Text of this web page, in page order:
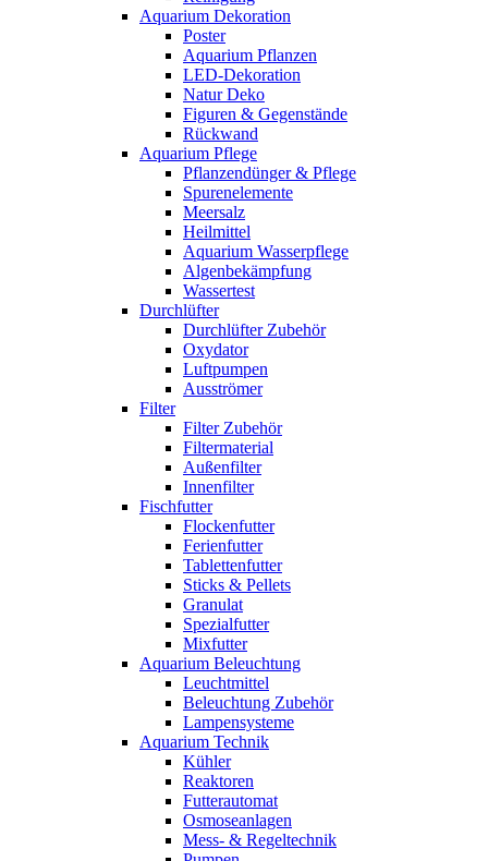
Aquarium Dekoration
Poster
Aquarium Pflanzen
LED-Dekoration
Natur Deko
Figuren & Gegenstände
Rückwand
Aquarium Pflege
Pflanzendünger & Pflege
Spurenelemente
Meersalz
Heilmittel
Aquarium Wasserpflege
Algenbekämpfung
Wassertest
Durchlüfter
Durchlüfter Zubehör
Oxydator
Luftpumpen
Ausströmer
Filter
Filter Zubehör
Filtermaterial
Außenfilter
Innenfilter
Fischfutter
Flockenfutter
Ferienfutter
Tablettenfutter
Sticks & Pellets
Granulat
Spezialfutter
Mixfutter
Aquarium Beleuchtung
Leuchtmittel
Beleuchtung Zubehör
Lampensysteme
Aquarium Technik
Kühler
Reaktoren
Futterautomat
Osmoseanlagen
Mess- & Regeltechnik